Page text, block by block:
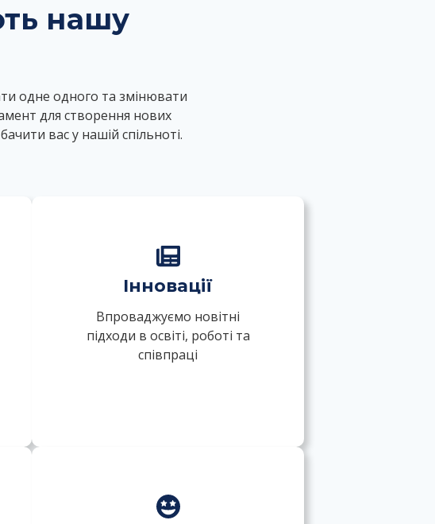
нашу
одне одного та змінювати
для створення нових
вас у нашій спільноті.
Інновації
Впроваджуємо новітні
підходи в освіті, роботі та
співпраці